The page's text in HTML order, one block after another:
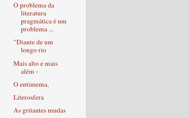
O problema da
literatura
pragmática é um
problema ...
"Diante de um
longo rio
Mais alto e mais
além -
O entimema,
Literosfera
As gritantes mudas